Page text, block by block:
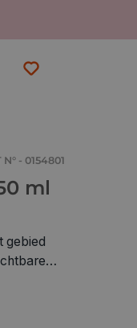
N° - 0154801
ml
gebied
het met